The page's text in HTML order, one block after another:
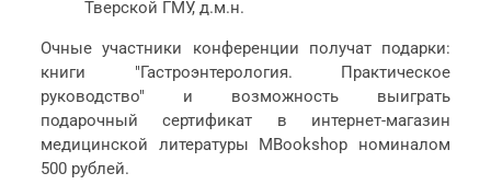
Тверской ГМУ, д.м.н.
Очные участники конференции получат подарки:
книги "Гастроэнтерология. Практическое
руководство" и возможность выиграть
подарочный сертификат в интернет-магазин
медицинской литературы MBookshop номиналом
500 рублей.